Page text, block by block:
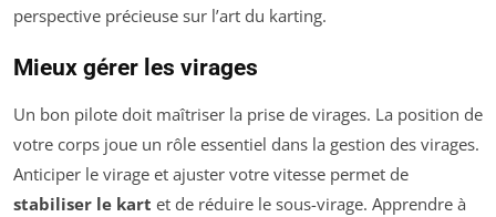
perspective précieuse sur l’art du karting.
Mieux gérer les virages
Un bon pilote doit maîtriser la prise de virages. La position de
votre corps joue un rôle essentiel dans la gestion des virages.
Anticiper le virage et ajuster votre vitesse permet de
stabiliser le kart et de réduire le sous-virage. Apprendre à